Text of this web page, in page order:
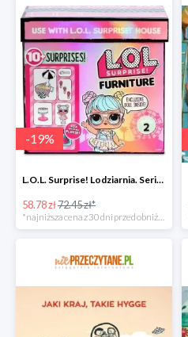
-19%
L.O.L. Surprise! Lodziarnia. Seria 2 w super cenie
58.78 zł72.45 zł*
*najniższa cena z 30 dni przed obniżką